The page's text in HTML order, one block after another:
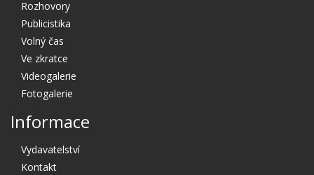
Rozhovory
Publicistika
Volný čas
Ve zkratce
Videogalerie
Fotogalerie
Informace
Vydavatelství
Kontakt